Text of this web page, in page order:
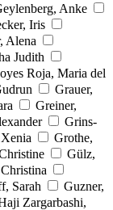
Anke
Iris
Alena
Judith
Roja, Maria del
Grauer,
Greiner,
Grins-
Grothe,
Gülz,
Sarah
Guzner,
Zargarbashi,